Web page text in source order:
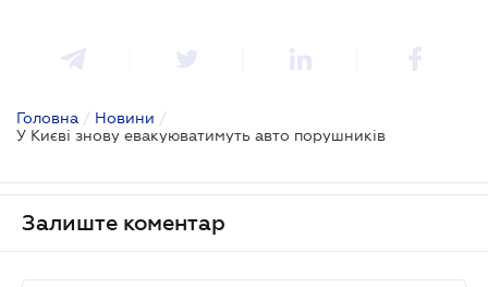
Головна / Новини /
У Києві знову евакуюватимуть авто порушників
Залиште коментар